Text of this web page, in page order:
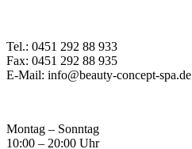
Tel.: 0451 292 88 933
Fax: 0451 292 88 935
E-Mail: info@beauty-concept-spa.de
Montag – Sonntag
10:00 – 20:00 Uhr